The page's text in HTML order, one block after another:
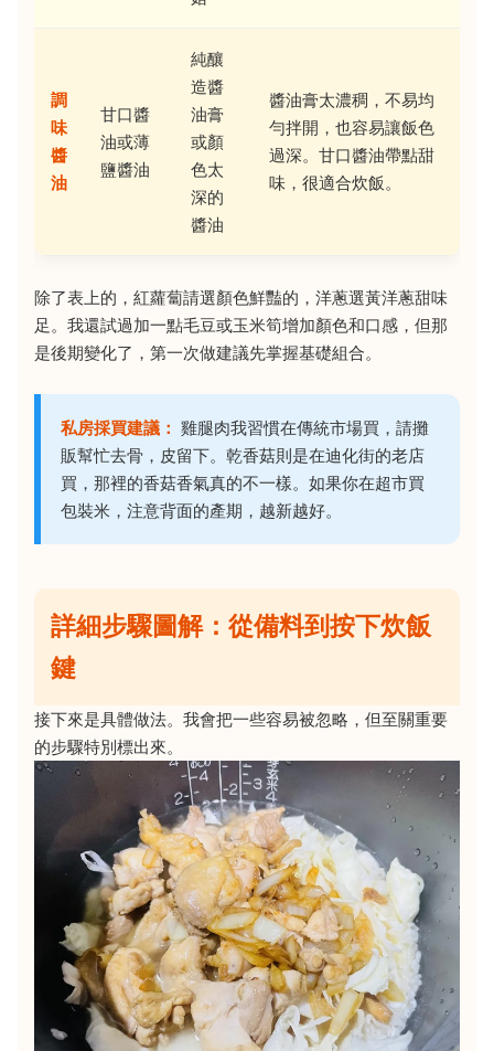
調
味
醬
油
甘口醬
油或薄
鹽醬油
純釀
造醬
油膏
或顏
色太
深的
醬油
醬油膏太濃稠，不易均
勻拌開，也容易讓飯色
過深。甘口醬油帶點甜
味，很適合炊飯。
除了表上的，紅蘿蔔請選顏色鮮豔的，洋蔥選黃洋蔥甜味
足。我還試過加一點毛豆或玉米筍增加顏色和口感，但那
是後期變化了，第一次做建議先掌握基礎組合。
私房採買建議： 雞腿肉我習慣在傳統市場買，請攤
販幫忙去骨，皮留下。乾香菇則是在迪化街的老店
買，那裡的香菇香氣真的不一樣。如果你在超市買
包裝米，注意背面的產期，越新越好。
詳細步驟圖解：從備料到按下炊飯
鍵
接下來是具體做法。我會把一些容易被忽略，但至關重要
的步驟特別標出來。